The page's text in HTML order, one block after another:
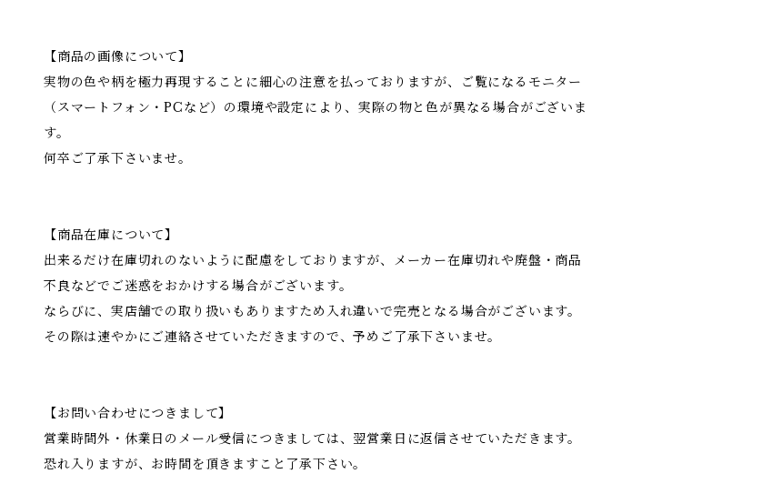
【商品の画像について】
実物の色や柄を極力再現することに細心の注意を払っておりますが、ご覧になるモニター
（スマートフォン・PCなど）の環境や設定により、実際の物と色が異なる場合がございま
す。
何卒ご了承下さいませ。
【商品在庫について】
出来るだけ在庫切れのないように配慮をしておりますが、メーカー在庫切れや廃盤・商品
不良などでご迷惑をおかけする場合がございます。
ならびに、実店舗での取り扱いもありますため入れ違いで完売となる場合がございます。
その際は速やかにご連絡させていただきますので、予めご了承下さいませ。
【お問い合わせにつきまして】
営業時間外・休業日のメール受信につきましては、翌営業日に返信させていただきます。
恐れ入りますが、お時間を頂きますこと了承下さい。